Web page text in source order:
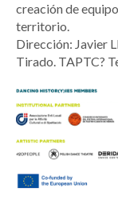
creación de
territorio.
Dirección: Javier
Tirado. TAPTC?